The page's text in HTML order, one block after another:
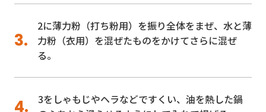
2に薄力粉（打ち粉用）を振り全体をまぜ、水と薄
力粉（衣用）を混ぜたものをかけてさらに混ぜ
る。
3をしゃもじやヘラなどですくい、油を熱した鍋